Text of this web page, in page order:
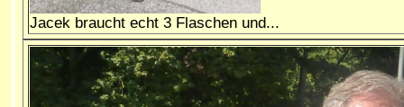
Jacek braucht echt 3 Flaschen und...